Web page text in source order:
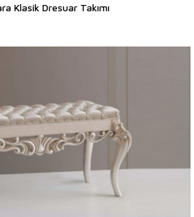
Klasik Dresuar Takımı